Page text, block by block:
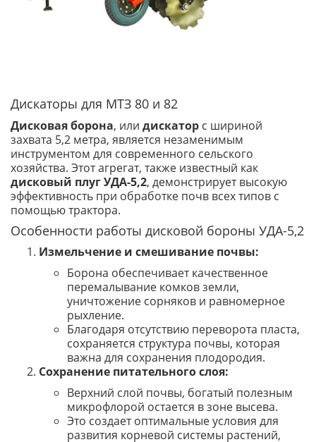
Дискаторы для МТЗ 80 и 82
Дисковая борона, или дискатор с шириной
захвата 5,2 метра, является незаменимым
инструментом для современного сельского
хозяйства. Этот агрегат, также известный как
дисковый плуг УДА-5,2, демонстрирует высокую
эффективность при обработке почв всех типов с
помощью трактора.
Особенности работы дисковой бороны УДА-5,2
Измельчение и смешивание почвы:
Борона обеспечивает качественное
перемалывание комков земли,
уничтожение сорняков и равномерное
рыхление.
Благодаря отсутствию переворота пласта,
сохраняется структура почвы, которая
важна для сохранения плодородия.
Сохранение питательного слоя:
Верхний слой почвы, богатый полезным
микрофлорой остается в зоне высева.
Это создает оптимальные условия для
развития корневой системы растений,